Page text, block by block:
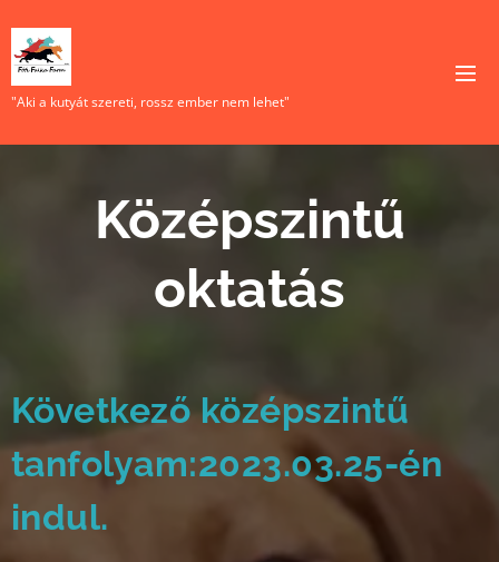
"Aki a kutyát szereti, rossz ember nem lehet"
Középszintű
oktatás
Következő középszintű
tanfolyam:2023.03.25-én
indul.